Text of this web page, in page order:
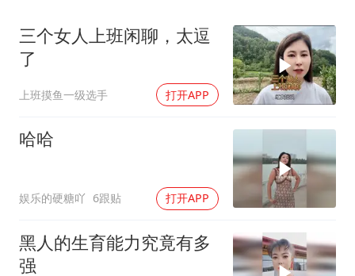
老挝国会主席赛宋蓬逝世
购飞机票7分钟后退票被扣2022元
乐享全民健身 共筑健康中国
三个女人上班闲聊，太逗
了
上班摸鱼一级选手 打开APP
哈哈
娱乐的硬糖吖 6跟贴 打开APP
黑人的生育能力究竟有多
强